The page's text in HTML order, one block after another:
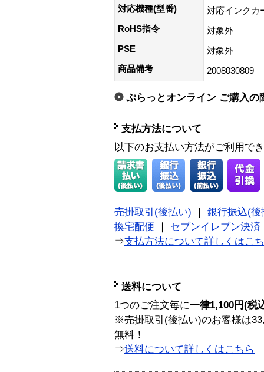
対応機種(型番)
対応インクカ
RoHS指令
対象外
PSE
対象外
商品備考
2008030809
ぷらっとオンライン ご購入の
支払方法について
以下のお支払い方法がご利用で
売掛取引(後払い)
銀行振込(後
換宅配便
セブンイレブン決済
⇒支払方法について詳しくはこ
送料について
1つのご注文毎に一律1,100円(税
※売掛取引(後払い)のお客様は
無料！
⇒送料について詳しくはこちら